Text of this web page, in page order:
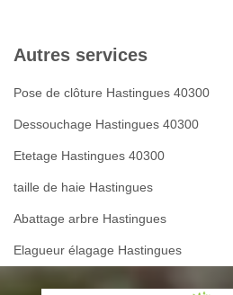
Autres services
Pose de clôture Hastingues 40300
Dessouchage Hastingues 40300
Etetage Hastingues 40300
taille de haie Hastingues
Abattage arbre Hastingues
Elagueur élagage Hastingues